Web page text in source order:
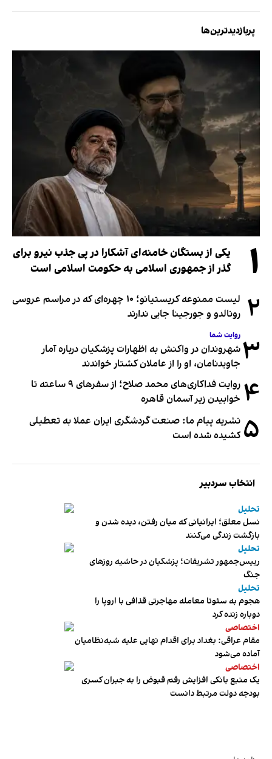
پربازدیدترین‌ها
۱
یکی از بستگان خامنه‌ای آشکارا در پی جذب نیرو برای
گذر از جمهوری اسلامی به حکومت اسلامی است
۲
لیست ممنوعه کریستیانو؛ ۱۰ چهره‌ای که در مراسم عروسی
رونالدو و جورجینا جایی ندارند
۳ روایت شما
شهروندان در واکنش به اظهارات پزشکیان درباره آمار
جاویدنامان، او را از عاملان کشتار خواندند
۴
روایت فداکاری‌های محمد صلاح؛ از سفرهای ۹ ساعته تا
خوابیدن زیر آسمان قاهره
۵ نشریه پیام ما: صنعت گردشگری ایران عملا به تعطیلی
کشیده شده است
انتخاب سردبیر
تحلیل
نسل معلق؛ ایرانیانی که میان رفتن، دیده شدن و
بازگشت زندگی می‌کنند
تحلیل
رییس‌جمهور تشریفات؛ پزشکیان در حاشیه روزهای
جنگ
تحلیل
هجوم به سئوتا معامله مهاجرتی قذافی با اروپا را
دوباره زنده کرد
اختصاصی
مقام عراقی: بغداد برای اقدام نهایی علیه شبه‌نظامیان
آماده می‌شود
اختصاصی
یک منبع بانکی افزایش رقم قبوض را به جبران کسری
بودجه دولت مرتبط دانست